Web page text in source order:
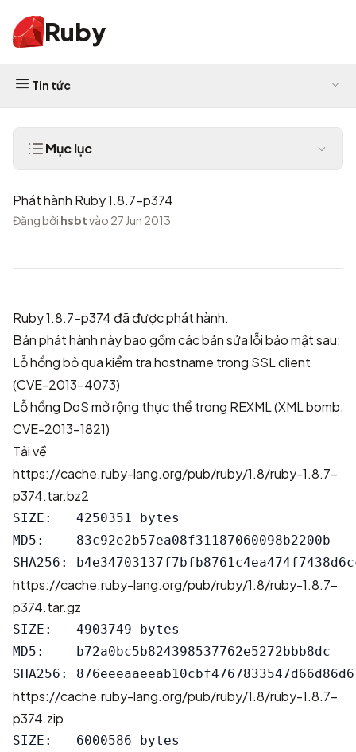
Ruby
Tin tức
Mục lục
Phát hành Ruby 1.8.7-p374
Đăng bởi hsbtvào 27 Jun 2013
Ruby 1.8.7-p374 đã được phát hành.
Bản phát hành này bao gồm các bản sửa lỗi bảo mật sau:
Lỗ hổng bỏ qua kiểm tra hostname trong SSL client
(CVE-2013-4073)
Lỗ hổng DoS mở rộng thực thể trong REXML (XML bomb,
CVE-2013-1821)
Tải về
https://cache.ruby-lang.org/pub/ruby/1.8/ruby-1.8.7-
p374.tar.bz2
SIZE:   4250351 bytes
MD5:    83c92e2b57ea08f31187060098b2200b
https://cache.ruby-lang.org/pub/ruby/1.8/ruby-1.8.7-
p374.tar.gz
SIZE:   4903749 bytes
MD5:    b72a0bc5b824398537762e5272bbb8dc
https://cache.ruby-lang.org/pub/ruby/1.8/ruby-1.8.7-
p374.zip
SIZE:   6000586 bytes